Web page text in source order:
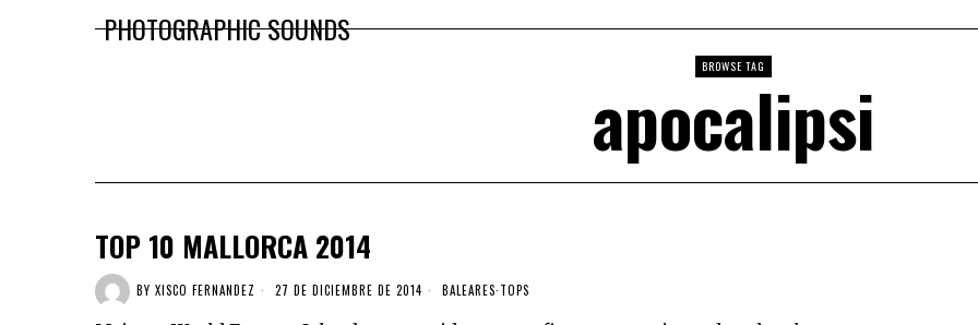
PHOTOGRAPHIC SOUNDS
BROWSE TAG
apocalipsi
TOP 10 MALLORCA 2014
BY XISCO FERNANDEZ 27 DE DICIEMBRE DE 2014 BALEARES·TOPS